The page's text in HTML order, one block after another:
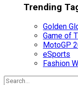
Trending
Golden
Game of
MotoGP
eSports
Fashion